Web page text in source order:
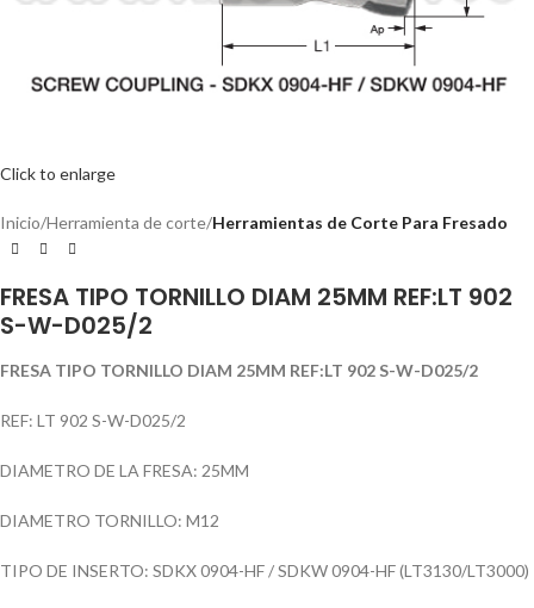
Click to enlarge
Inicio Herramienta de corte Herramientas de Corte Para Fresado
FRESA TIPO TORNILLO DIAM 25MM REF:LT 902
S-W-D025/2
FRESA TIPO TORNILLO DIAM 25MM REF:LT 902 S-W-D025/2
REF: LT 902 S-W-D025/2
DIAMETRO DE LA FRESA: 25MM
DIAMETRO TORNILLO: M12
TIPO DE INSERTO: SDKX 0904-HF / SDKW 0904-HF (LT3130/LT3000)